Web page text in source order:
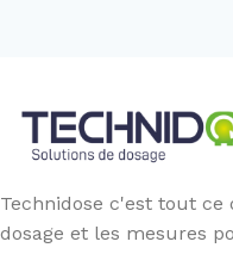
Technidose c'est tout ce
dosage et les mesures